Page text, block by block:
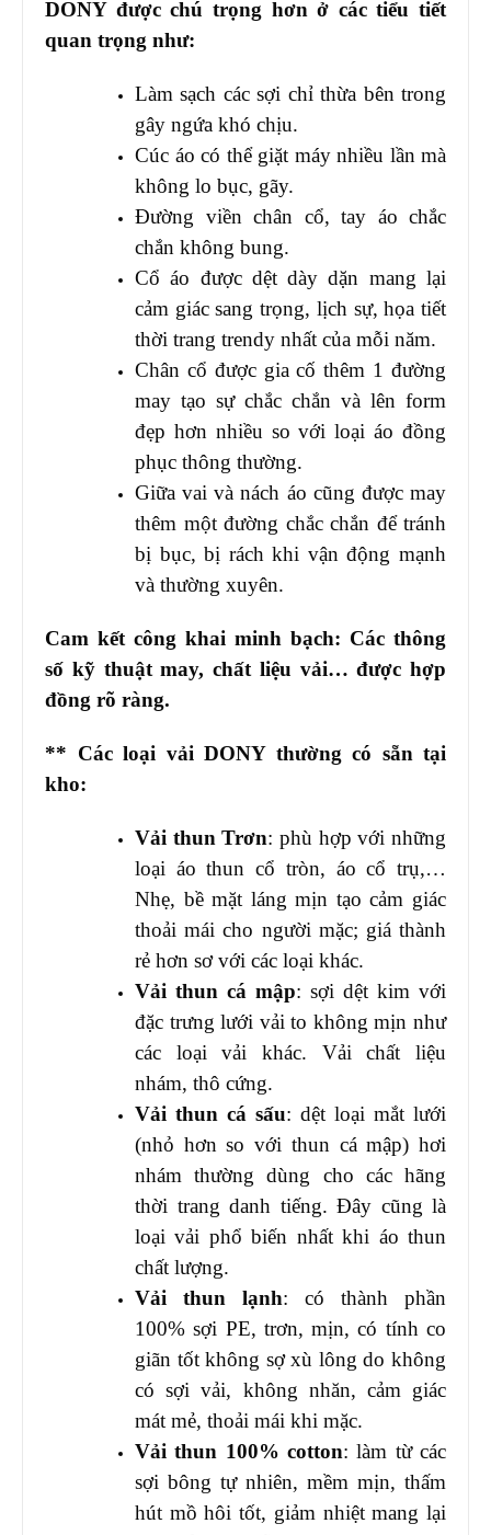
DONY được chú trọng hơn ở các tiểu tiết
quan trọng như:
Làm sạch các sợi chỉ thừa bên trong
gây ngứa khó chịu.
Cúc áo có thể giặt máy nhiều lần mà
không lo bục, gãy.
Đường viền chân cổ, tay áo chắc
chắn không bung.
Cổ áo được dệt dày dặn mang lại
cảm giác sang trọng, lịch sự, họa tiết
thời trang trendy nhất của mỗi năm.
Chân cổ được gia cố thêm 1 đường
may tạo sự chắc chắn và lên form
đẹp hơn nhiều so với loại áo đồng
phục thông thường.
Giữa vai và nách áo cũng được may
thêm một đường chắc chắn để tránh
bị bục, bị rách khi vận động mạnh
và thường xuyên.
Cam kết công khai minh bạch: Các thông
số kỹ thuật may, chất liệu vải… được hợp
đồng rõ ràng.
** Các loại vải DONY thường có sẵn tại
kho:
Vải thun Trơn: phù hợp với những
loại áo thun cổ tròn, áo cổ trụ,…
Nhẹ, bề mặt láng mịn tạo cảm giác
thoải mái cho người mặc; giá thành
rẻ hơn sơ với các loại khác.
Vải thun cá mập: sợi dệt kim với
đặc trưng lưới vải to không mịn như
các loại vải khác. Vải chất liệu
nhám, thô cứng.
Vải thun cá sấu: dệt loại mắt lưới
(nhỏ hơn so với thun cá mập) hơi
nhám thường dùng cho các hãng
thời trang danh tiếng. Đây cũng là
loại vải phổ biến nhất khi áo thun
chất lượng.
Vải thun lạnh: có thành phần
100% sợi PE, trơn, mịn, có tính co
giãn tốt không sợ xù lông do không
có sợi vải, không nhăn, cảm giác
mát mẻ, thoải mái khi mặc.
Vải thun 100% cotton: làm từ các
sợi bông tự nhiên, mềm mịn, thấm
hút mồ hôi tốt, giảm nhiệt mang lại